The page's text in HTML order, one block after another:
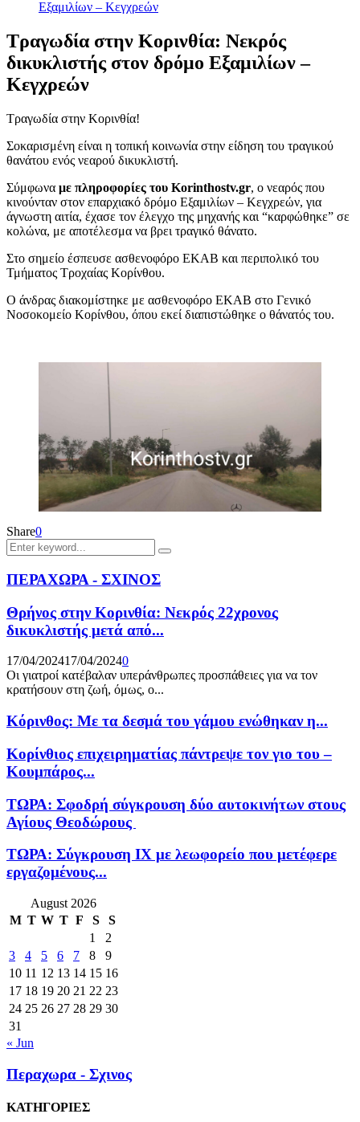
Εξαμιλίων – Κεγχρεών
Τραγωδία στην Κορινθία: Νεκρός
δικυκλιστής στον δρόμο Εξαμιλίων –
Κεγχρεών
Τραγωδία στην Κορινθία!
Σοκαρισμένη είναι η τοπική κοινωνία στην είδηση του τραγικού
θανάτου ενός νεαρού δικυκλιστή.
Σύμφωνα με πληροφορίες του Korinthostv.gr, ο νεαρός που
κινούνταν στον επαρχιακό δρόμο Εξαμιλίων – Κεγχρεών, για
άγνωστη αιτία, έχασε τον έλεγχο της μηχανής και “καρφώθηκε” σε
κολώνα, με αποτέλεσμα να βρει τραγικό θάνατο.
Στο σημείο έσπευσε ασθενοφόρο ΕΚΑΒ και περιπολικό του
Τμήματος Τροχαίας Κορίνθου.
Ο άνδρας διακομίστηκε με ασθενοφόρο ΕΚΑΒ στο Γενικό
Νοσοκομείο Κορίνθου, όπου εκεί διαπιστώθηκε ο θάνατός του.
Share0
Search
for:
Search
ΠΕΡΑΧΩΡΑ - ΣΧΙΝΟΣ
Θρήνος στην Κορινθία: Νεκρός 22χρονος
δικυκλιστής μετά από...
17/04/202417/04/20240
Οι γιατροί κατέβαλαν υπεράνθρωπες προσπάθειες για να τον
κρατήσουν στη ζωή, όμως, ο...
Κόρινθος: Με τα δεσμά του γάμου ενώθηκαν η...
Κορίνθιος επιχειρηματίας πάντρεψε τον γιο του –
Κουμπάρος...
ΤΩΡΑ: Σφοδρή σύγκρουση δύο αυτοκινήτων στους
Αγίους Θεοδώρους
ΤΩΡΑ: Σύγκρουση ΙΧ με λεωφορείο που μετέφερε
εργαζομένους...
August 2026
M T W T F S
S
1
2
3
4 5 6 7 8
9
10 11 12 13 14 15 16
17 18 19 20 21 22 23
24 25 26 27 28 29 30
31
« Jun
Περαχωρα - Σχινος
ΚΑΤΗΓΟΡΙΕΣ